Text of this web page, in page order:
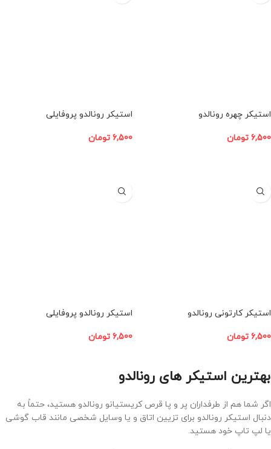
استیکر چهره رونالدو
6,500 تومان
استیکر رونالدو پروفایلی
6,500 تومان
استیکر کارتونی رونالدو
6,500 تومان
استیکر رونالدو پروفایلی
6,500 تومان
بهترین استیکر های رونالدو
اگر شما هم از طرفداران پر و پا قرص کریستیانو رونالدو هستید، حتماً به
دنبال استیکر رونالدو برای تزیین اتاق و یا وسایل شخصی مانند قاب گوشی
یا لپ تاپ خود هستید.